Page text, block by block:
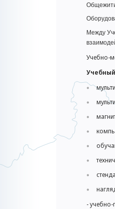
Между
Учебно-
-